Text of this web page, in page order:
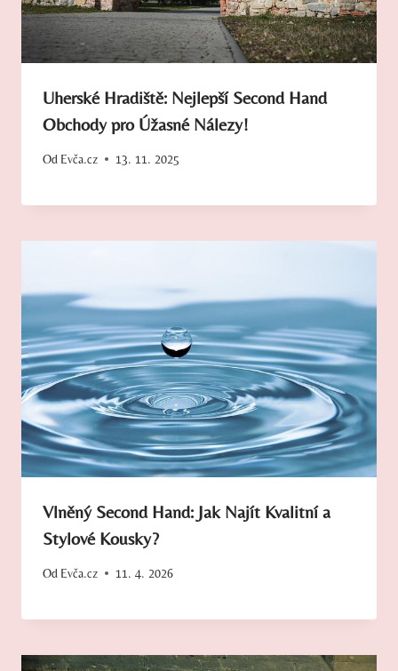
Uherské Hradiště: Nejlepší Second Hand
Obchody pro Úžasné Nálezy!
Od Evča.cz 13. 11. 2025
Vlněný Second Hand: Jak Najít Kvalitní a
Stylové Kousky?
Od Evča.cz 11. 4. 2026